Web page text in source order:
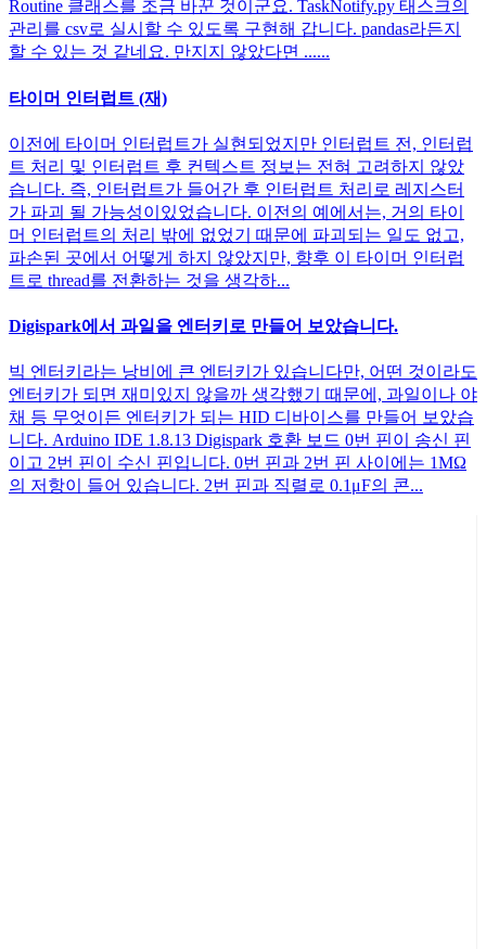
Routine 클래스를 조금 바꾼 것이군요. TaskNotify.py 태스크의
관리를 csv로 실시할 수 있도록 구현해 갑니다. pandas라든지
할 수 있는 것 같네요. 만지지 않았다면 ......
타이머 인터럽트 (재)
이전에 타이머 인터럽트가 실현되었지만 인터럽트 전, 인터럽
트 처리 및 인터럽트 후 컨텍스트 정보는 전혀 고려하지 않았
습니다. 즉, 인터럽트가 들어간 후 인터럽트 처리로 레지스터
가 파괴 될 가능성이있었습니다. 이전의 예에서는, 거의 타이
머 인터럽트의 처리 밖에 없었기 때문에 파괴되는 일도 없고,
파손된 곳에서 어떻게 하지 않았지만, 향후 이 타이머 인터럽
트로 thread를 전환하는 것을 생각하...
Digispark에서 과일을 엔터키로 만들어 보았습니다.
빅 엔터키라는 낭비에 큰 엔터키가 있습니다만, 어떤 것이라도
엔터키가 되면 재미있지 않을까 생각했기 때문에, 과일이나 야
채 등 무엇이든 엔터키가 되는 HID 디바이스를 만들어 보았습
니다. Arduino IDE 1.8.13 Digispark 호환 보드 0번 핀이 송신 핀
이고 2번 핀이 수신 핀입니다. 0번 핀과 2번 핀 사이에는 1MΩ
의 저항이 들어 있습니다. 2번 핀과 직렬로 0.1μF의 콘...